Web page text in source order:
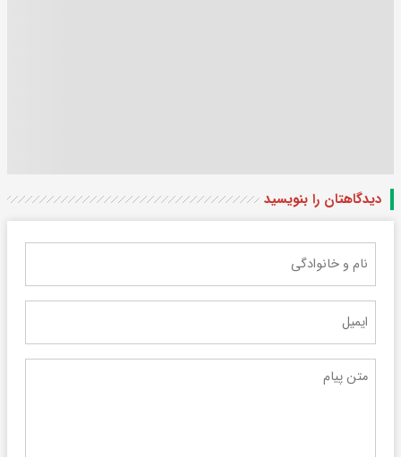
دیدگاهتان را بنویسید